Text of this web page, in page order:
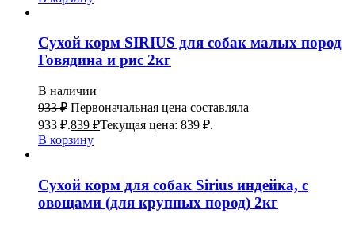
Сухой корм SIRIUS для собак малых пород
Говядина и рис 2кг
В наличии
933₽ Первоначальная цена составляла
933 ₽.839 ₽Текущая цена: 839 ₽.
В корзину
Сухой корм для собак Sirius индейка, с
овощами (для крупных пород) 2кг